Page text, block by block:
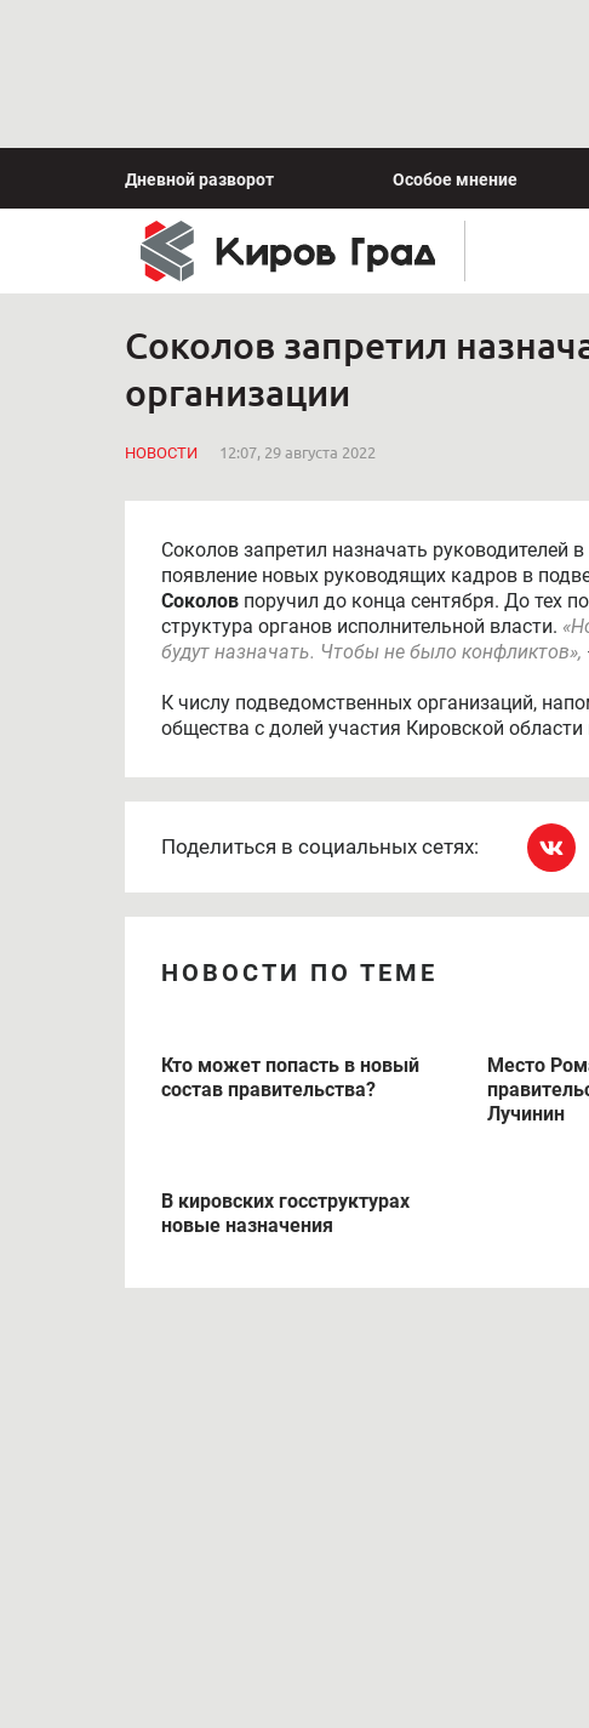
Дневной разворот Особое мнение
Соколов запретил
организации
НОВОСТИ 12:07, 29 августа 2022
Соколов запретил назначать руководителей
появление новых руководящих кадров в
Соколов поручил до конца сентября. До тех
структура органов исполнительной власти.
будут назначать. Чтобы не было конфликтов»,
К числу подведомственных организаций,
общества с долей участия Кировской
Поделиться в социальных сетях:
НОВОСТИ ПО ТЕМЕ
Кто может попасть в новый
состав правительства?
Место
Лучинин
В кировских госструктурах
новые назначения